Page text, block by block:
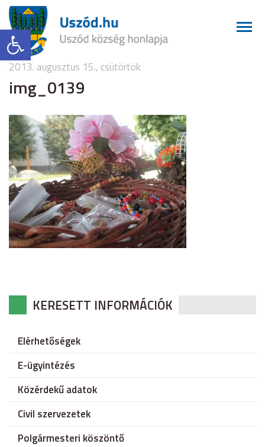
Eszköztár megnyitása
2013. augusztus 15., csütörtök
img_0139
KERESETT INFORMÁCIÓK
Elérhetőségek
E-ügyintézés
Közérdekű adatok
Civil szervezetek
Polgármesteri köszöntő